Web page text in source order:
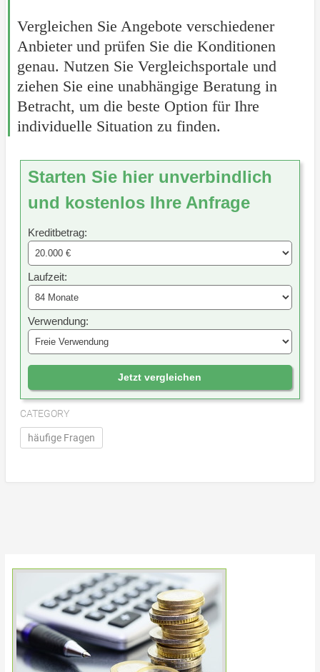
Vergleichen Sie Angebote verschiedener
Anbieter und prüfen Sie die Konditionen
genau. Nutzen Sie Vergleichsportale und
ziehen Sie eine unabhängige Beratung in
Betracht, um die beste Option für Ihre
individuelle Situation zu finden.
Starten Sie hier unverbindlich
und kostenlos Ihre Anfrage
Kreditbetrag:
Laufzeit:
Verwendung:
Jetzt vergleichen
CATEGORY
häufige Fragen